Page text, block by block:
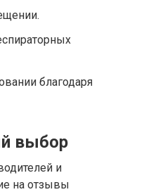
благодаря
выбор
и
на отзывы